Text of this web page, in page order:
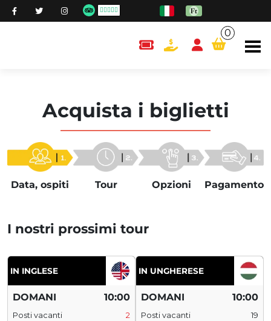
content.cart
0
Acquista i biglietti
Data, ospiti Tour Opzioni Pagamento
I nostri prossimi tour
IN INGLESE
DOMANI 10:00
Posti vacanti
2
IN UNGHERESE
DOMANI 10:00
Posti vacanti
19